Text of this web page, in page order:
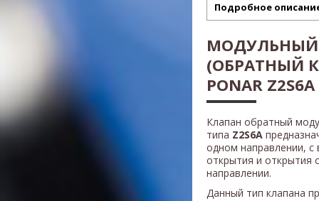
Подробное
(ОБРАТНЫЙ
PONAR Z2S6A
Клапан обратный
типа Z2S6A
одном направлении,
открытия и открытия
направлении.
Данный тип клапана